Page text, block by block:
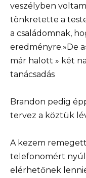
veszélyben
tönkretette a
a családomnak,
eredményre.»De
már halott » két
tanácsadás
Brandon pedig
tervez a köztük
A kezem
telefonomért
elérhetőnek